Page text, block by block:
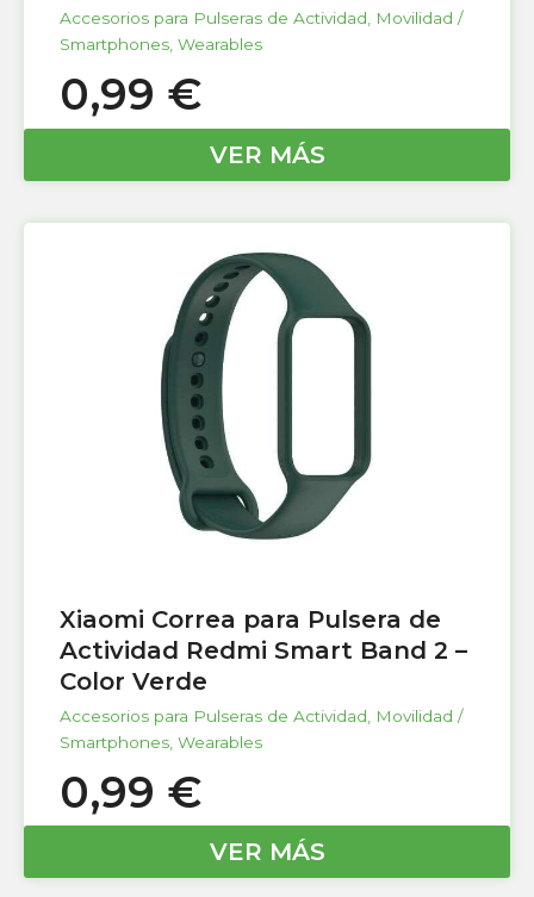
Accesorios para Pulseras de Actividad, Movilidad /
Smartphones, Wearables
0,99 €
VER MÁS
Xiaomi Correa para Pulsera de
Actividad Redmi Smart Band 2 –
Color Verde
Accesorios para Pulseras de Actividad
Movilidad /
Smartphones Wearables
0,99 €
VER MÁS